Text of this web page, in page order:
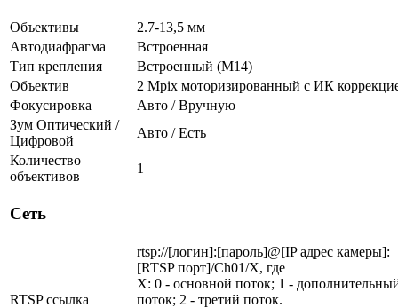
Объективы
2.7-13,5 мм
Автодиафрагма
Встроенная
Тип крепления
Встроенный (М14)
Объектив
2 Mpix моторизированный c ИК
Фокусировка
Авто / Вручную
Зум Оптический /
Цифровой
Авто / Есть
Количество
объективов
1
Сеть
RTSP ссылка
rtsp://[логин]:[пароль]@[IP адрес камеры]:
[RTSP порт]/Ch01/X, где
X: 0 - основной поток; 1 -
поток; 2 - третий поток.